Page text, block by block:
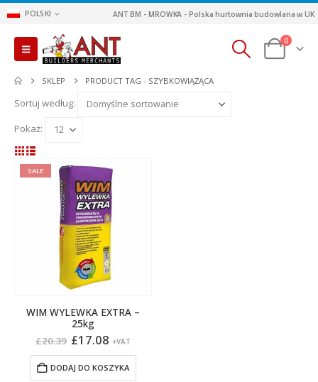
POLSKI ANT BM - MROWKA - Polska hurtownia budowlana w UK
0
SKLEP PRODUCT TAG - SZYBKOWIĄŻĄCA
Sortuj według:
Pokaż:
SALE
WIM WYLEWKA EXTRA –
25kg
£20.39 Pierwotna
cena
wynosiła:
£20.39.
£17.08 Aktualna
cena
wynosi:
£17.08.
+VAT
DODAJ DO KOSZYKA